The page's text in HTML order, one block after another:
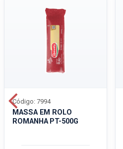
MASSA EM ROLO
ROMANHA PT-500G
Código: 7994